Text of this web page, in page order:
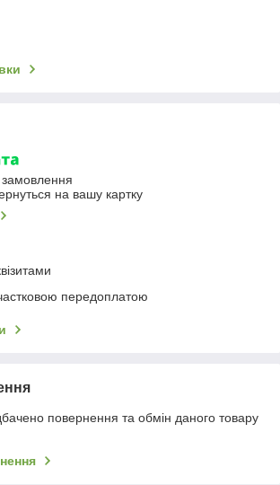
на вашу картку
передоплатою
повернення та обмін даного товару